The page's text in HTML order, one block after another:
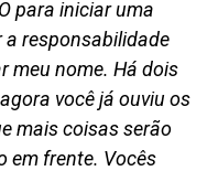
para iniciar uma
a responsabilidade
meu nome. Há dois
você já ouviu os
mais coisas serão
em frente. Vocês